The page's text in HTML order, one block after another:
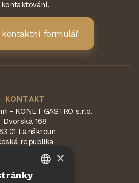
kontaktování.
kontaktní formulář
KONTAKT
- KONET GASTRO s.r.o.
Dvorská 168
01 Lanškroun
republika
×